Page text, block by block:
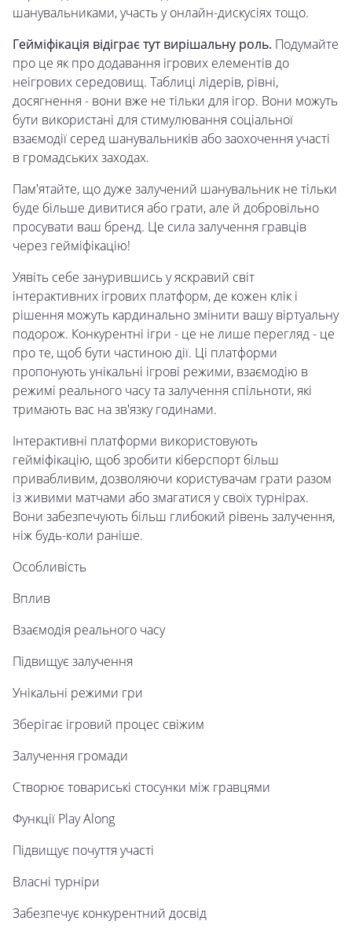
шанувальниками, участь у онлайн-дискусіях тощо.
Гейміфікація відіграє тут вирішальну роль. Подумайте
про це як про додавання ігрових елементів до
неігрових середовищ. Таблиці лідерів, рівні,
досягнення - вони вже не тільки для ігор. Вони можуть
бути використані для стимулювання соціальної
взаємодії серед шанувальників або заохочення участі
в громадських заходах.
Пам'ятайте, що дуже залучений шанувальник не тільки
буде більше дивитися або грати, але й добровільно
просувати ваш бренд. Це сила залучення гравців
через гейміфікацію!
Уявіть себе занурившись у яскравий світ
інтерактивних ігрових платформ, де кожен клік і
рішення можуть кардинально змінити вашу віртуальну
подорож. Конкурентні ігри - це не лише перегляд - це
про те, щоб бути частиною дії. Ці платформи
пропонують унікальні ігрові режими, взаємодію в
режимі реального часу та залучення спільноти, які
тримають вас на зв'язку годинами.
Інтерактивні платформи використовують
гейміфікацію, щоб зробити кіберспорт більш
привабливим, дозволяючи користувачам грати разом
із живими матчами або змагатися у своїх турнірах.
Вони забезпечують більш глибокий рівень залучення,
ніж будь-коли раніше.
Особливість
Вплив
Взаємодія реального часу
Підвищує залучення
Унікальні режими гри
Зберігає ігровий процес свіжим
Залучення громади
Створює товариські стосунки між гравцями
Функції Play Along
Підвищує почуття участі
Власні турніри
Забезпечує конкурентний досвід